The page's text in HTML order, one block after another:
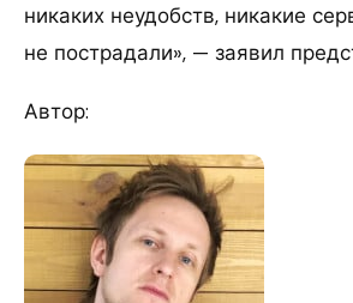
никаких неудобств, никакие
не пострадали», — заявил
Автор: